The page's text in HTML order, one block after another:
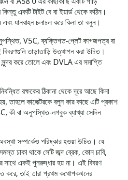
একটি টাইট বে বা ইয়ার্ড থেকে কঠিন।
যানবাহন চলাচল করে কিনা তা বলুন।
অনুপস্থিত, V5C, ব্যক্তিগত-প্লেট কাগজপত্র বা
তাড়াতাড়ি উত্থাপন করা উচিত।
করে তোলে এবং DVLA এর সমাপ্তি
রক্ষকের ঠিকানা থেকে দূরে আছে কিনা
তাহলে কালেক্টরকে বলুন কার কাছে এটি প্রকাশ
কী বা অনুপস্থিত-লগবুক ব্যাখ্যা সেদিন
সম্পর্কেও পরিষ্কার হওয়া উচিত। যে
চাকা থাকে সেটি জব্দ ব্রেক, কোন চাবি,
সাথে একই পুনরুদ্ধার হয় না। এই বিবরণ
করে, তাই তারা প্রথম কথোপকথনের